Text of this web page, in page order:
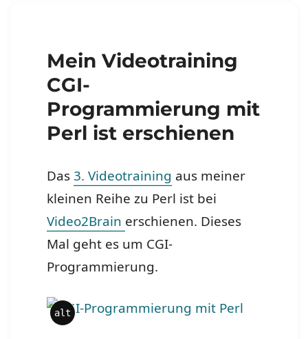
Mein Videotraining
CGI-
Programmierung mit
Perl ist erschienen
Das3. Videotraining aus meiner
kleinen Reihe zu Perl ist bei
Video2Brain erschienen. Dieses
Mal geht es um CGI-
Programmierung.
alt